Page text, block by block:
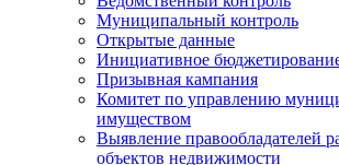
Муниципальный контроль
Открытые данные
Инициативное
Призывная кампания
Комитет по управлению
имуществом
Выявление правообладателей
объектов недвижимости